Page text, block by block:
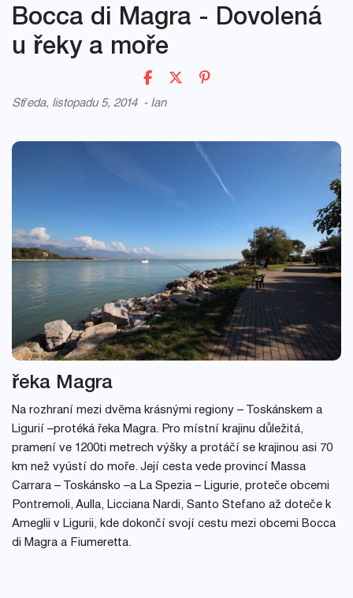
Bocca di Magra - Dovolená
u řeky a moře
Středa, listopadu 5, 2014- Ian
řeka Magra
Na rozhraní mezi dvěma krásnými regiony – Toskánskem a
Ligurií –protéká řeka Magra. Pro místní krajinu důležitá,
pramení ve 1200ti metrech výšky a protáčí se krajinou asi 70
km než vyústí do moře. Její cesta vede provincí Massa
Carrara – Toskánsko –a La Spezia – Ligurie, proteče obcemi
Pontremoli, Aulla, Licciana Nardi, Santo Stefano až doteče k
Ameglii v Ligurii, kde dokončí svojí cestu mezi obcemi Bocca
di Magra a Fiumeretta.